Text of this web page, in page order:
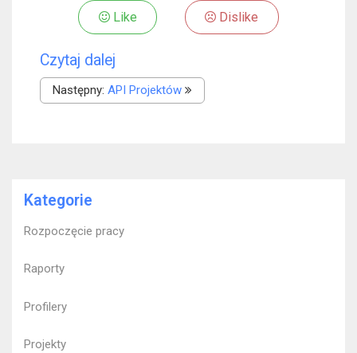
Like Dislike
Czytaj dalej
Następny: API Projektów
Kategorie
Rozpoczęcie pracy
Raporty
Profilery
Projekty